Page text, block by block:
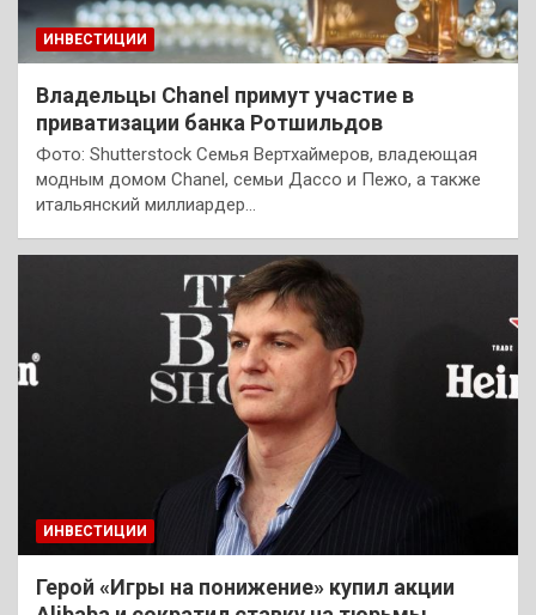
ИНВЕСТИЦИИ
Владельцы Chanel примут участие в
приватизации банка Ротшильдов
Фото: Shutterstock Семья Вертхаймеров, владеющая
модным домом Chanel, семьи Дассо и Пежо, а также
итальянский миллиардер…
ИНВЕСТИЦИИ
Герой «Игры на понижение» купил акции